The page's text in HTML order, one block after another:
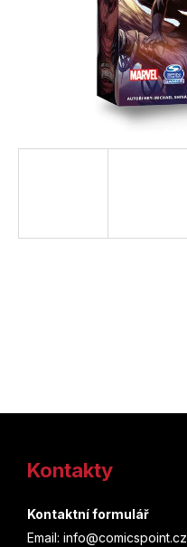
Kontakty
Kontaktní formulář
Email: info@comicspoint.cz